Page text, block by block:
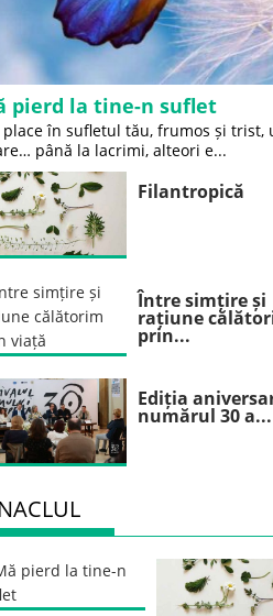
pierd la tine-n suflet
în sufletul tău, frumos și trist,
până la lacrimi, alteori e...
Filantropică
Între simțire și
rațiune
prin...
Ediția
numărul 30 a...